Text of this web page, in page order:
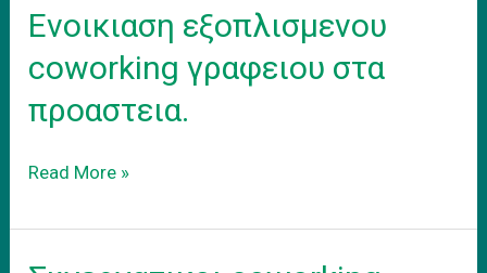
σε
γραφειο
Ενοικιαση εξοπλισμενου
coworking γραφειου στα
προαστεια.
Ενοικιαση
coworking
Read More »